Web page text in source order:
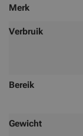
Merk
Verbruik
Bereik
Gewicht